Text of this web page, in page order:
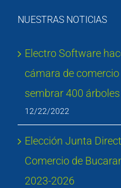
NUESTRAS NOTICIAS
Electro Software
cámara de
sembrar 400 árboles
12/22/2022
Elección Junta
Comercio de
2023-2026